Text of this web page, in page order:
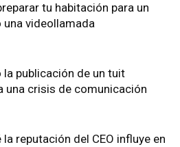
tu habitación para un
una videollamada
la publicación de un tuit
una crisis de comunicación
la reputación del CEO influye en